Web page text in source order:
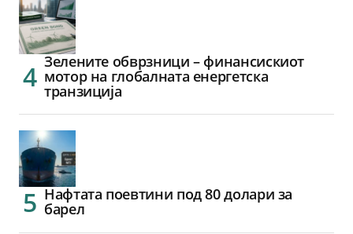
Зелените обврзници – финансискиот
мотор на глобалната енергетска
транзиција
Нафтата поевтини под 80 долари за
барел